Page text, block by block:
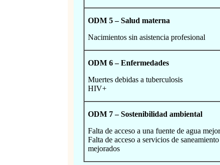
ODM 5 – Salud materna
Nacimientos sin asistencia profesional
ODM 6 – Enfermedades
Muertes debidas a tuberculosis
HIV+
ODM 7 – Sostenibilidad ambiental
Falta de acceso a una fuente de agua
Falta de acceso a servicios de saneamiento
mejorados